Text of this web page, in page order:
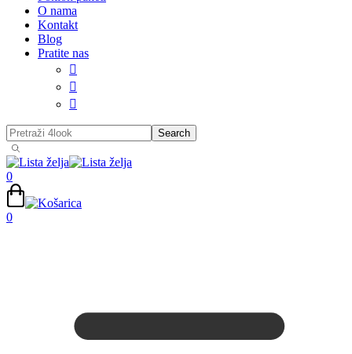
O nama
Kontakt
Blog
Pratite nas



0
0